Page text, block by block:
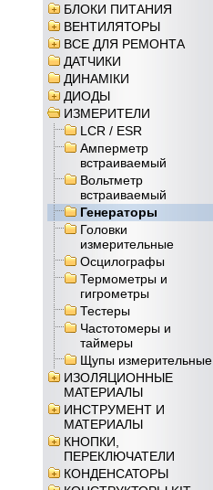
БЛОКИ ПИТАНИЯ
ВЕНТИЛЯТОРЫ
ВСЕ ДЛЯ РЕМОНТА
ДАТЧИКИ
ДИНАМІКИ
ДИОДЫ
ИЗМЕРИТЕЛИ
LCR / ESR
Амперметр
встраиваемый
Вольтметр
встраиваемый
Генераторы
Головки
измерительные
Осцилографы
Термометры и
гигрометры
Тестеры
Частотомеры и
таймеры
Щупы измерительные
ИЗОЛЯЦИОННЫЕ
МАТЕРИАЛЫ
ИНСТРУМЕНТ И
МАТЕРИАЛЫ
КНОПКИ,
ПЕРЕКЛЮЧАТЕЛИ
КОНДЕНСАТОРЫ